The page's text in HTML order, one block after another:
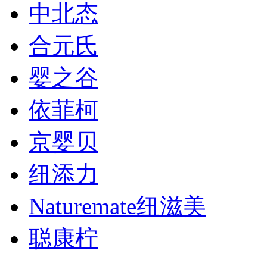
中北态
合元氏
婴之谷
依菲柯
京婴贝
纽添力
Naturemate纽滋美
聪康柠